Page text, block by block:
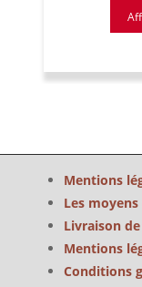
Mentions
Les
Livraison
Mentions
Conditions